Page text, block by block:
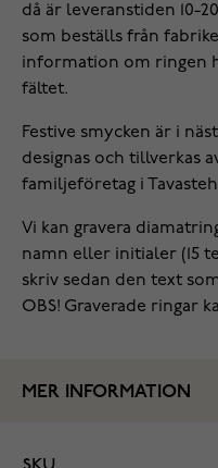
då är leveranstiden 10-
som beställs från
information om ringen
fältet.
Festive smycken är i
designas och tillverkas
familjeföretag i
Vi kan gravera
namn eller initialer (15
skriv sedan den text
OBS! Graverade ringar
MER INFORMATION